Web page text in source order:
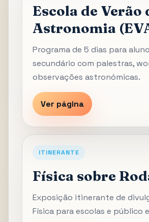
Escola de Verão
Astronomia
Programa de 5 dias para
secundário com palestras,
observações astronómicas.
Ver página
ITINERANTE
Física sobre
Exposição itinerante de
Física para escolas e público